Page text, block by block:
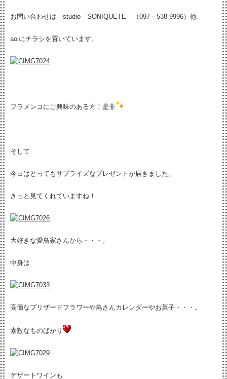
お問い合わせは studio SONIQUETE （097－538-9996）他
aoiにチラシを置いています。
フラメンコにご興味のある方！是非
そして
今日はとってもサプライズなプレゼントが届きました。
きっと見てくれていますね！
大好きな愛鳥家さんから・・・。
中身は
高価なプリザードフラワーや鳥さんカレンダーやお菓子・・・。
素敵なものばかり
デザートワインも